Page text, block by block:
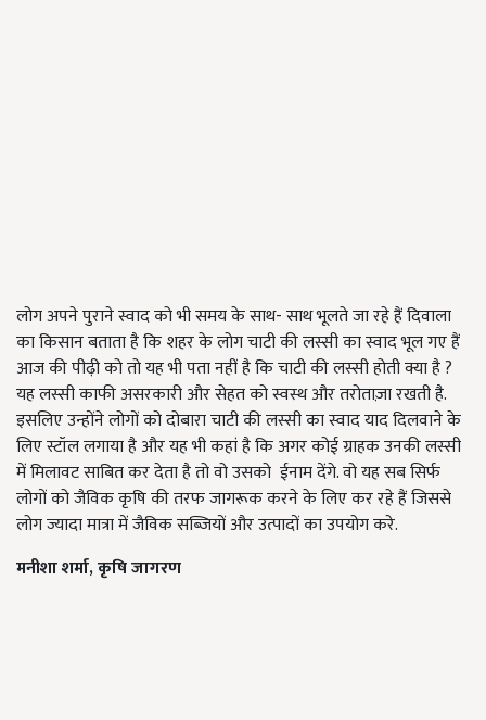
लोग अपने पुराने स्वाद को भी समय के साथ- साथ भूलते जा रहे हैं दिवाला
का किसान बताता है कि शहर के लोग चाटी की लस्सी का स्वाद भूल गए हैं
आज की पीढ़ी को तो यह भी पता नहीं है कि चाटी की लस्सी होती क्या है ?
यह लस्सी काफी असरकारी और सेहत को स्वस्थ और तरोताज़ा रखती है.
इसलिए उन्होंने लोगों को दोबारा चाटी की लस्सी का स्वाद याद दिलवाने के
लिए स्टॉल लगाया है और यह भी कहां है कि अगर कोई ग्राहक उनकी लस्सी
में मिलावट साबित कर देता है तो वो उसको ईनाम देंगे. वो यह सब सिर्फ
लोगों को जैविक कृषि की तरफ जागरूक करने के लिए कर रहे हैं जिससे
लोग ज्यादा मात्रा में जैविक सब्ज़ियों और उत्पादों का उपयोग करे.
मनीशाशर्मा,कृषिजागरण